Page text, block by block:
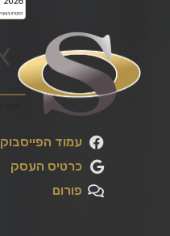
עמוד הפייסבוק
כרטיס העסק
פורום